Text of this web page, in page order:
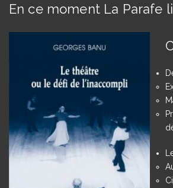
En ce moment La Parafe